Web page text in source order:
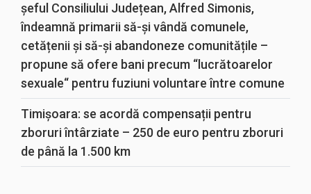
șeful Consiliului Județean, Alfred Simonis,
îndeamnă primarii să-și vândă comunele,
cetățenii și să-și abandoneze comunitățile –
propune să ofere bani precum “lucrătoarelor
sexuale“ pentru fuziuni voluntare între comune
Timișoara: se acordă compensații pentru
zboruri întârziate – 250 de euro pentru zboruri
de până la 1.500 km